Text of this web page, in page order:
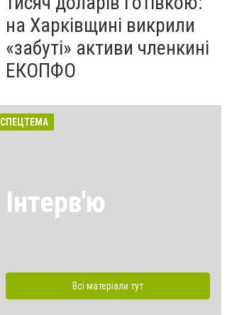
на Харківщині викрили
«забуті» активи членкині
ЕКОПФО
СПЕЦТЕМА
Інтерв'ю
Всі матеріали тут